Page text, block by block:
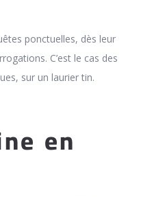
ponctuelles, dès leur
C’est le cas des
sur un laurier tin.
en